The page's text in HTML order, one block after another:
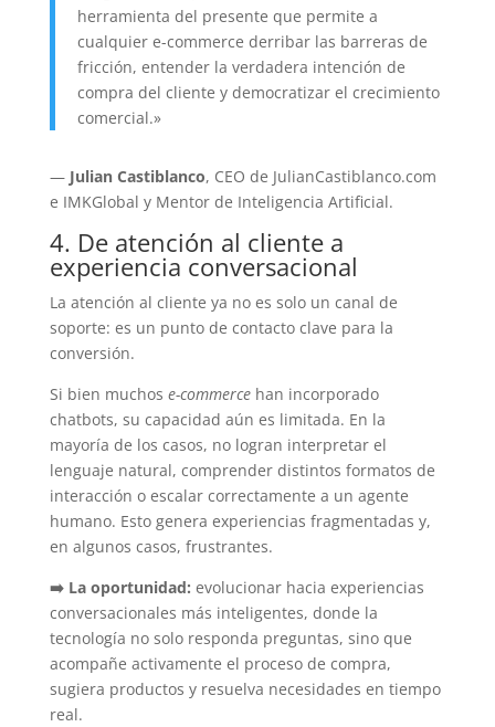
herramienta del presente que permite a
cualquier e-commerce derribar las barreras de
fricción, entender la verdadera intención de
compra del cliente y democratizar el crecimiento
comercial.»
— Julian Castiblanco, CEO de JulianCastiblanco.com
e IMKGlobal y Mentor de Inteligencia Artificial.
4. De atención al cliente a
experiencia conversacional
La atención al cliente ya no es solo un canal de
soporte: es un punto de contacto clave para la
conversión.
Si bien muchos e-commerce han incorporado
chatbots, su capacidad aún es limitada. En la
mayoría de los casos, no logran interpretar el
lenguaje natural, comprender distintos formatos de
interacción o escalar correctamente a un agente
humano. Esto genera experiencias fragmentadas y,
en algunos casos, frustrantes.
➡️ La oportunidad: evolucionar hacia experiencias
conversacionales más inteligentes, donde la
tecnología no solo responda preguntas, sino que
acompañe activamente el proceso de compra,
sugiera productos y resuelva necesidades en tiempo
real.